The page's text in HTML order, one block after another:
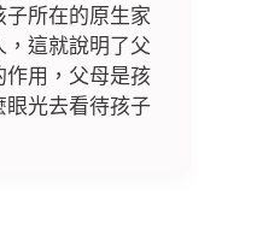
所在的原生家
這就說明了父
作用，父母是孩
眼光去看待孩子